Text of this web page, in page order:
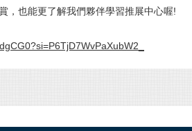
，也能更了解我們夥伴學習推展中心喔!